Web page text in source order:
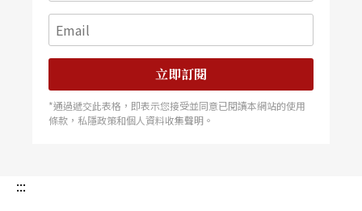
立即訂閱
*通過遞交此表格，即表示您接受並同意已閱讀本網站的使用
條款，私隱政策和個人資料收集聲明。
:::